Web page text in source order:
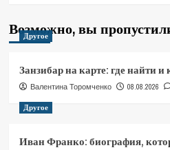
Возможно, вы
Другое
Занзибар на карте: где найти
Валентина Торомченко 08.08.2026
Другое
Иван Франко: биография,